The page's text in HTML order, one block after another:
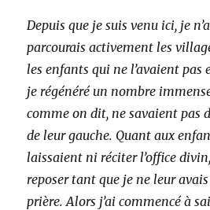
Depuis que je suis venu ici, je
parcourais activement les
les enfants qui ne l’avaient pas
je régénéré un nombre
comme on dit, ne savaient pas
de leur gauche. Quant aux
laissaient ni réciter l’office
reposer tant que je ne leur
prière. Alors j’ai commencé à